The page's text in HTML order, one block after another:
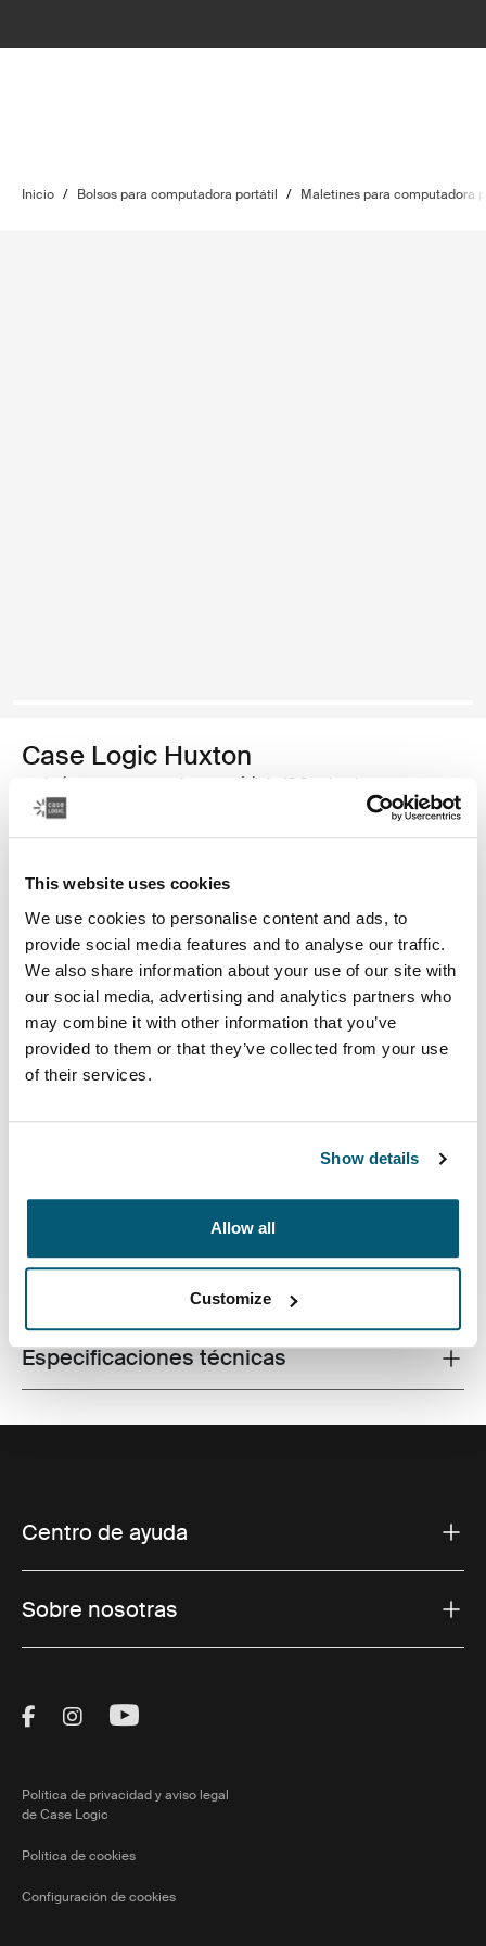
This website uses cookies
We use cookies to personalise content and ads, to
provide social media features and to analyse our traffic.
We also share information about your use of our site with
our social media, advertising and analytics partners who
may combine it with other information that you’ve
provided to them or that they’ve collected from your use
of their services.
Show details
Allow all
Customize
Inicio / Bolsos para computadora portátil / Maletines para computadora
Case Logic Huxton
maletín para computadora portátil de 13.3 pulgadas
El diseño contemporáneo y las características
Toggle features
Todas las características
Toggle techspec
Especificaciones técnicas
Centro de ayuda
Sobre nosotras
Visit Thule on Facebook (external link)
Visit Thule on Instagram (external link)
Visit Thule on Youtube (external
Política de privacidad y aviso legal
de Case Logic
Política de cookies
Configuración de cookies